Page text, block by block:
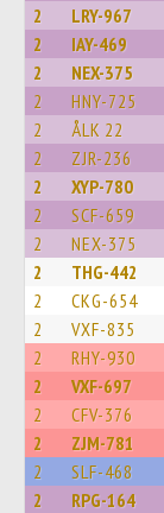
2 LRY-967
2 IAY-469
2 NEX-375
2 HNY-725
2 ÅLK 22
2 ZJR-236
2 XYP-780
2 SCF-659
2 NEX-375
2 THG-442
2 CKG-654
2 VXF-835
2 RHY-930
2 VXF-697
2 CFV-376
2 ZJM-781
2 SLF-468
2 RPG-164